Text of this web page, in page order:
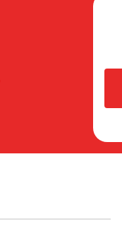
절!
않